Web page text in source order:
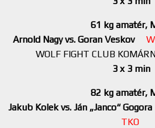
61 kg amatér,
Arnold Nagy vs. Goran Veskov
WOLF FIGHT CLUB
3 x 3 min
82 kg amatér,
Jakub Kolek vs. Ján „Janco“
TKO